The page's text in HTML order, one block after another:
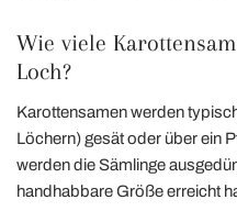
Wie viele
Loch?
Karottensamen werden
Löchern) gesät oder über ein
werden die Sämlinge
handhabbare Größe erreicht